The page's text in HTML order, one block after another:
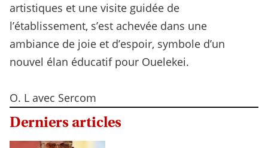
artistiques et une visite guidée de
l’établissement, s’est achevée dans une
ambiance de joie et d’espoir, symbole d’un
nouvel élan éducatif pour Ouelekei.
O. L avec Sercom
Derniers articles